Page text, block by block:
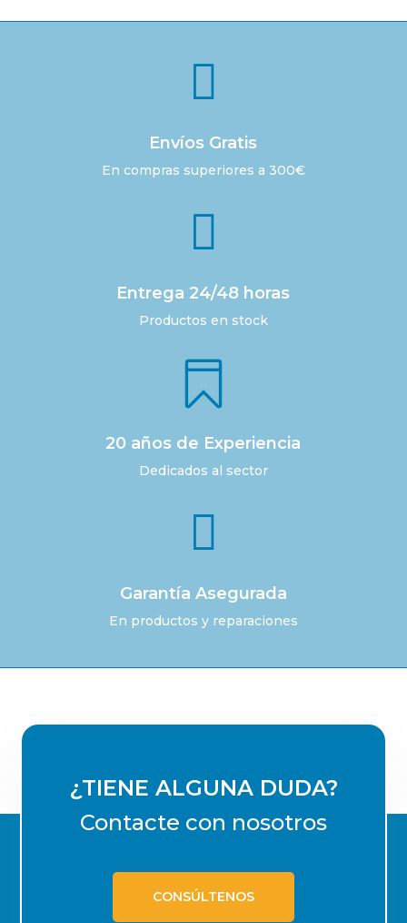

Envíos Gratis
En compras superiores a 300€

Entrega 24/48 horas
Productos en stock

20 años de Experiencia
Dedicados al sector

Garantía Asegurada
En productos y reparaciones
¿TIENE ALGUNA DUDA?
Contacte con nosotros
CONSÚLTENOS